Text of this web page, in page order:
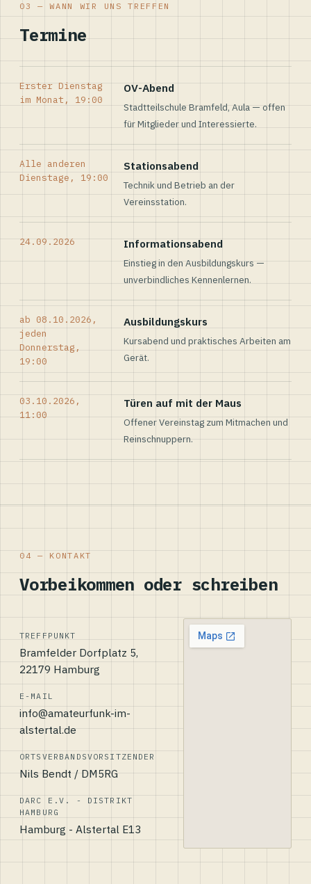
03 — WANN WIR UNS TREFFEN
Termine
Erster Dienstag
im Monat, 19:00
OV-Abend
Stadtteilschule Bramfeld, Aula — offen
für Mitglieder und Interessierte.
Alle anderen
Dienstage, 19:00
Stationsabend
Technik und Betrieb an der
Vereinsstation.
24.09.2026 Informationsabend
Einstieg in den Ausbildungskurs —
unverbindliches Kennenlernen.
ab 08.10.2026,
jeden
Donnerstag,
19:00
Ausbildungskurs
Kursabend und praktisches Arbeiten am
Gerät.
03.10.2026,
11:00
Türen auf mit der Maus
Offener Vereinstag zum Mitmachen und
Reinschnuppern.
04 — KONTAKT
Vorbeikommen oder schreiben
TREFFPUNKT
Bramfelder Dorfplatz 5,
22179 Hamburg
E-MAIL
info@amateurfunk-im-
alstertal.de
ORTSVERBANDSVORSITZENDER
Nils Bendt / DM5RG
DARC E.V. - DISTRIKT
HAMBURG
Hamburg - Alstertal E13